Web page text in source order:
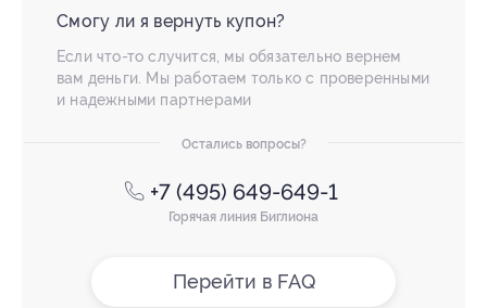
Смогу ли я вернуть купон?
Если что-то случится, мы обязательно вернем
вам деньги. Мы работаем только с проверенными
и надежными партнерами
Остались вопросы?
+7 (495) 649-649-1
Горячая линия Биглиона
Перейти в FAQ